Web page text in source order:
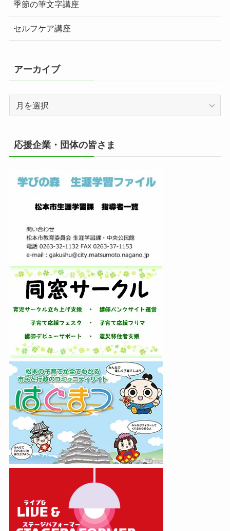
季節の筆文字講座
セルフケア講座
アーカイブ
イ
ブ
応援企業・団体の皆さま